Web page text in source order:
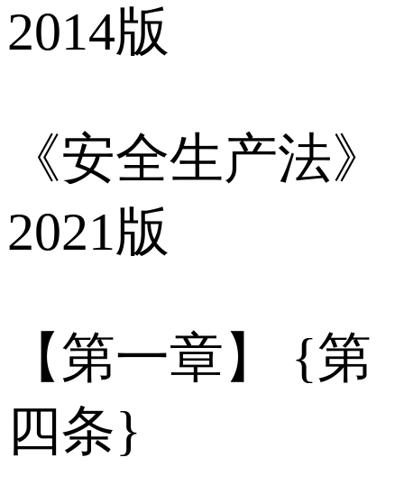
2014版
《安全生产法》
2021版
【第一章】 {第
四条}